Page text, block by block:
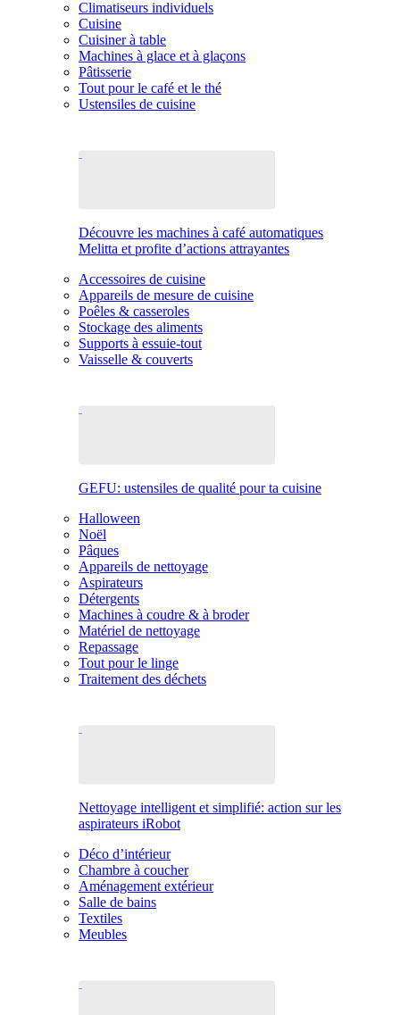
Climatiseurs individuels
Cuisine
Cuisiner à table
Machines à glace et à glaçons
Pâtisserie
Tout pour le café et le thé
Ustensiles de cuisine
Découvre les machines à café automatiques
Melitta et profite d’actions attrayantes
Accessoires de cuisine
Appareils de mesure de cuisine
Poêles & casseroles
Stockage des aliments
Supports à essuie-tout
Vaisselle & couverts
GEFU: ustensiles de qualité pour ta cuisine
Halloween
Noël
Pâques
Appareils de nettoyage
Aspirateurs
Détergents
Machines à coudre & à broder
Matériel de nettoyage
Repassage
Tout pour le linge
Traitement des déchets
Nettoyage intelligent et simplifié: action sur les
aspirateurs iRobot
Déco d’intérieur
Chambre à coucher
Aménagement extérieur
Salle de bains
Textiles
Meubles